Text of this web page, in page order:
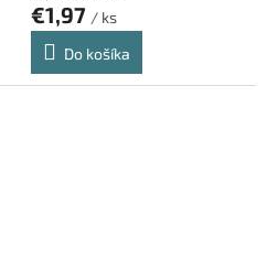
€1,97 / ks
Do košíka